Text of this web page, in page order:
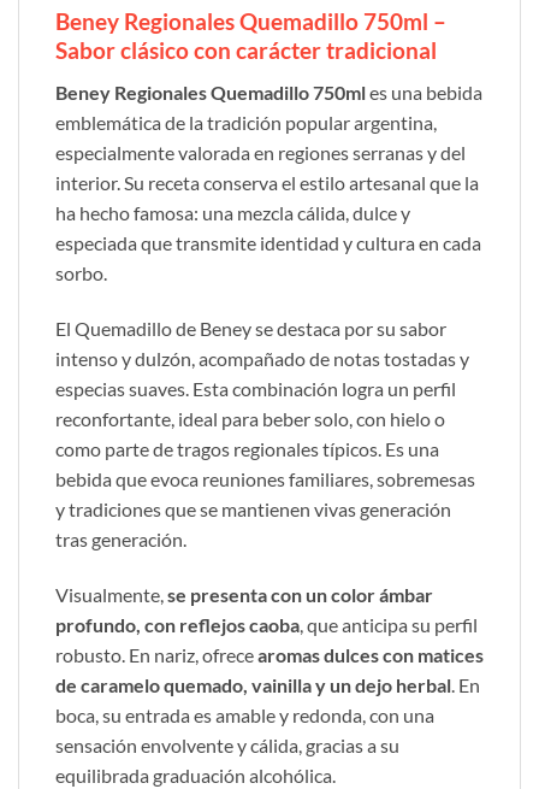
Beney Regionales Quemadillo 750ml –
Sabor clásico con carácter tradicional
Beney Regionales Quemadillo 750mles una bebida
emblemática de la tradición popular argentina,
especialmente valorada en regiones serranas y del
interior. Su receta conserva el estilo artesanal que la
ha hecho famosa: una mezcla cálida, dulce y
especiada que transmite identidad y cultura en cada
sorbo.
El Quemadillo de Beney se destaca por su sabor
intenso y dulzón, acompañado de notas tostadas y
especias suaves. Esta combinación logra un perfil
reconfortante, ideal para beber solo, con hielo o
como parte de tragos regionales típicos. Es una
bebida que evoca reuniones familiares, sobremesas
y tradiciones que se mantienen vivas generación
tras generación.
Visualmente, se presenta con un color ámbar
profundo, con reflejos caoba , que anticipa su perfil
robusto. En nariz, ofrecearomas dulces con matices
de caramelo quemado, vainilla y un dejo herbal . En
boca, su entrada es amable y redonda, con una
sensación envolvente y cálida, gracias a su
equilibrada graduación alcohólica.